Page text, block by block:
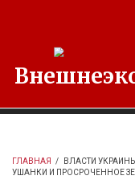
ГЛАВНАЯ /
ВЛАСТИ
УШАНКИ И ПРОСРОЧЕННОЕ